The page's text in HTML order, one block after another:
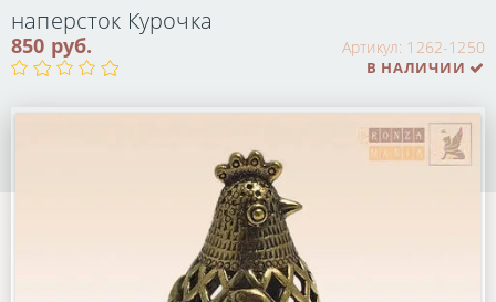
наперсток Курочка
Артикул: 1262-1250
850 руб.
В НАЛИЧИИ